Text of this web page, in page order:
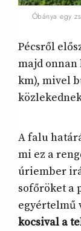
Óbánya egy
Pécsről
majd onnan
km), mivel
A falu
mi ez a
úriember
sofőröket a
egyértelmű
kocsival a